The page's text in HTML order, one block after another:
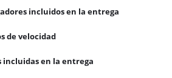
incluidos en la entrega
de velocidad
incluidas en la entrega